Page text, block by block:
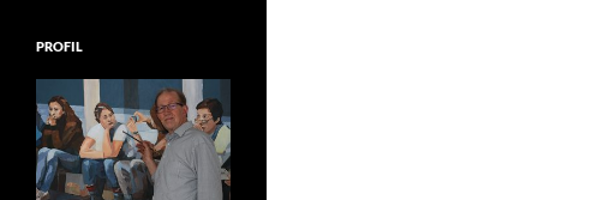
PROFIL